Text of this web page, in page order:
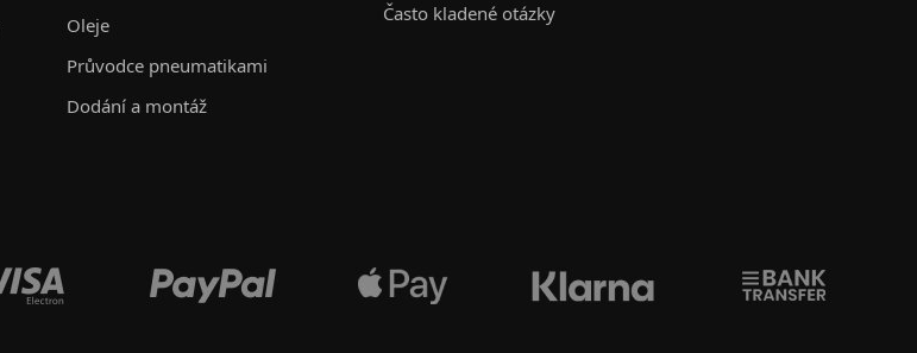
Oleje
Průvodce pneumatikami
Dodání a montáž
Často kladené otázky